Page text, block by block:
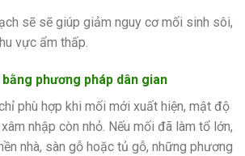
sẽ sẽ giúp giảm nguy cơ mối sinh sôi,
vực ẩm thấp.
phương pháp dân gian
phù hợp khi mối mới xuất hiện, mật độ
nhập còn nhỏ. Nếu mối đã làm tổ lớn,
nhà, sàn gỗ hoặc tủ gỗ, những phương